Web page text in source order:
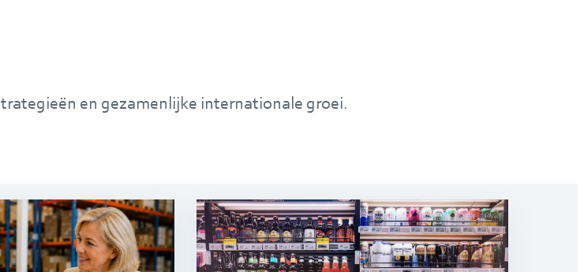
en gezamenlijke internationale groei.